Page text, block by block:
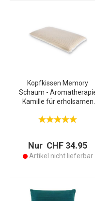
Kopfkissen Memory
Schaum -
Kamille für erholsamen
Schulterentlastung -
Italy
Nur CHF 34.95
Artikel nicht lieferbar